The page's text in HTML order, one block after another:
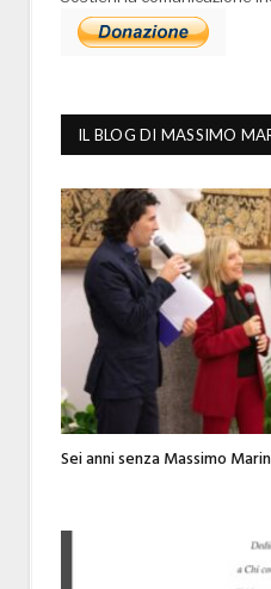
IL BLOG DI MASSIMO
Sei anni senza Massimo